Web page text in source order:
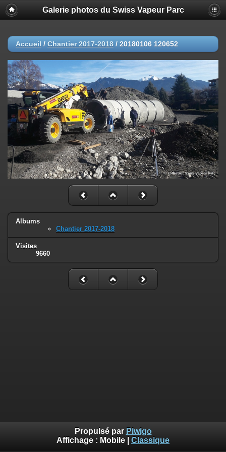
Galerie photos du Swiss Vapeur Parc
Accueil / Chantier 2017-2018 / 20180106 120652
Albums
Chantier 2017-2018
Visites
9660
Propulsé par Piwigo
Affichage : Mobile Classique